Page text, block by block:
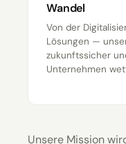
Wandel
Von der
Lösungen —
zukunftssicher
Unternehmen
Unsere Mission